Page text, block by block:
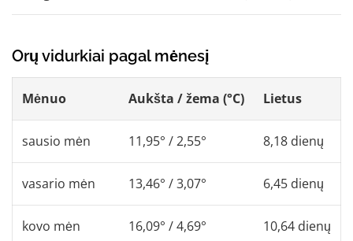
Orų vidurkiai pagal mėnesį
Mėnuo Aukšta / žema (°C) Lietus
sausio mėn 11,95° / 2,55° 8,18 dienų
vasario mėn 13,46° / 3,07° 6,45 dienų
kovo mėn 16,09° / 4,69° 10,64 dienų